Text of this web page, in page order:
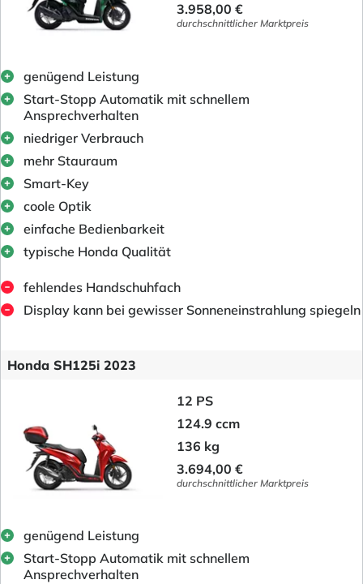
3.958,00 €
durchschnittlicher Marktpreis
genügend Leistung
Start-Stopp Automatik mit schnellem
Ansprechverhalten
niedriger Verbrauch
mehr Stauraum
Smart-Key
coole Optik
einfache Bedienbarkeit
typische Honda Qualität
fehlendes Handschuhfach
Display kann bei gewisser Sonneneinstrahlung spiegeln
Honda SH125i 2023
12 PS
124.9 ccm
136 kg
3.694,00 €
durchschnittlicher Marktpreis
genügend Leistung
Start-Stopp Automatik mit schnellem
Ansprechverhalten